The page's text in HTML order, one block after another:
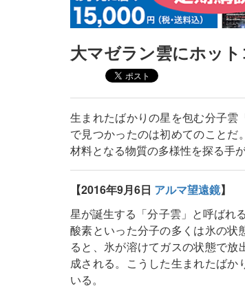
大マゼラン雲にホッ
生まれたばかりの星を包む分子
で見つかったのは初めてのこと
材料となる物質の多様性を探る手
【2016年9月6日 アルマ望遠鏡】
星が誕生する「分子雲」と呼ばれ
酸素といった分子の多くは氷の状
ると、氷が溶けてガスの状態で
成される。こうした生まれたば
いる。